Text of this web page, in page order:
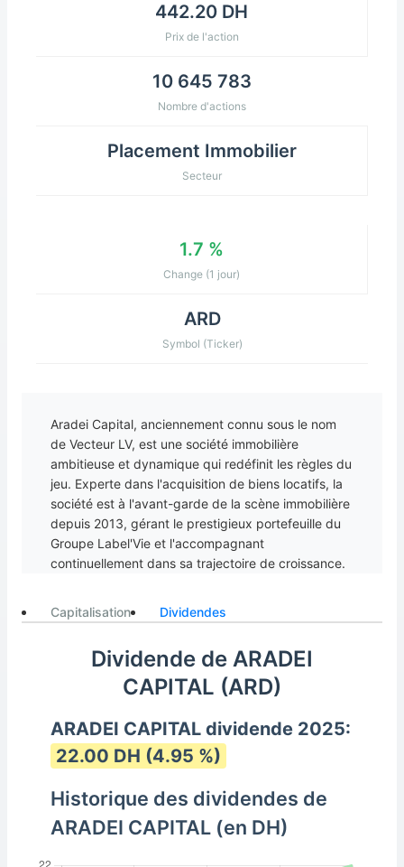
442.20 DH
Prix de l'action
10 645 783
Nombre d'actions
Placement Immobilier
Secteur
1.7 %
Change (1 jour)
ARD
Symbol (Ticker)
Aradei Capital, anciennement connu sous le nom
de Vecteur LV, est une société immobilière
ambitieuse et dynamique qui redéfinit les règles du
jeu. Experte dans l'acquisition de biens locatifs, la
société est à l'avant-garde de la scène immobilière
depuis 2013, gérant le prestigieux portefeuille du
Groupe Label'Vie et l'accompagnant
continuellement dans sa trajectoire de croissance.
villes du pays. Avec 343 000 mètres carrés de SLB
portefeuille de l'entreprise témoigne de ses
performances exceptionnelles. Dirigée par le
déterminée à poursuivre sa croissance et son
évolution en explorant constamment de nouvelles
opportunités passionnantes dans une variété de
bureaux, l'éducation et la santé. En 2021, la société
a pris des mesures stratégiques en nouant des
partenariats solides avec BMCI et Akdital Group via
Capitalisation Dividendes
Dividende de ARADEI
CAPITAL (ARD)
ARADEI CAPITAL dividende 2025:
22.00 DH (4.95 %)
Historique des dividendes de
ARADEI CAPITAL (en DH)